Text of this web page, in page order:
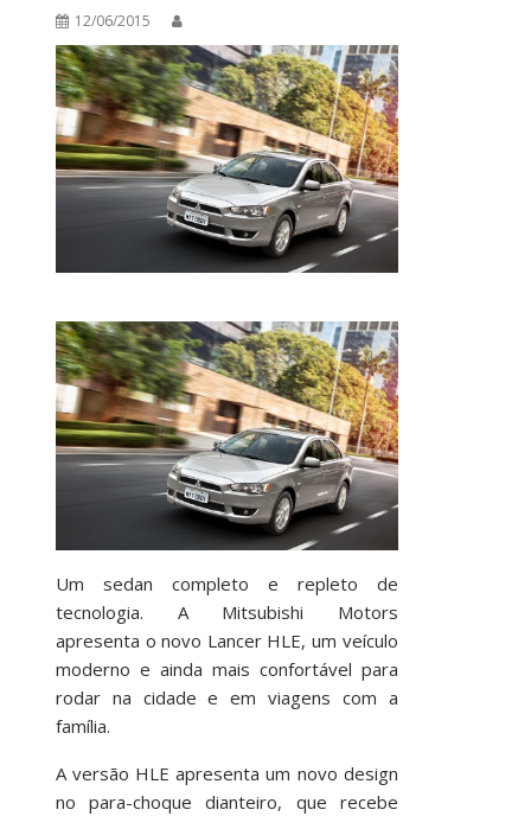
12/06/2015
Um sedan completo e repleto de
tecnologia. A Mitsubishi Motors
apresenta o novo Lancer HLE, um veículo
moderno e ainda mais confortável para
rodar na cidade e em viagens com a
família.
A versão HLE apresenta um novo design
no para-choque dianteiro, que recebe